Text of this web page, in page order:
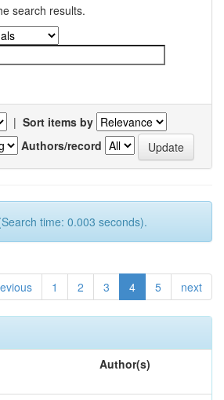
search results.
| Sort items by
Authors/record
time: 0.003 seconds).
1 2 3 4 5 next
Author(s)